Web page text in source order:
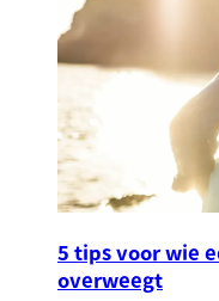
5 tips voor wie
overweegt